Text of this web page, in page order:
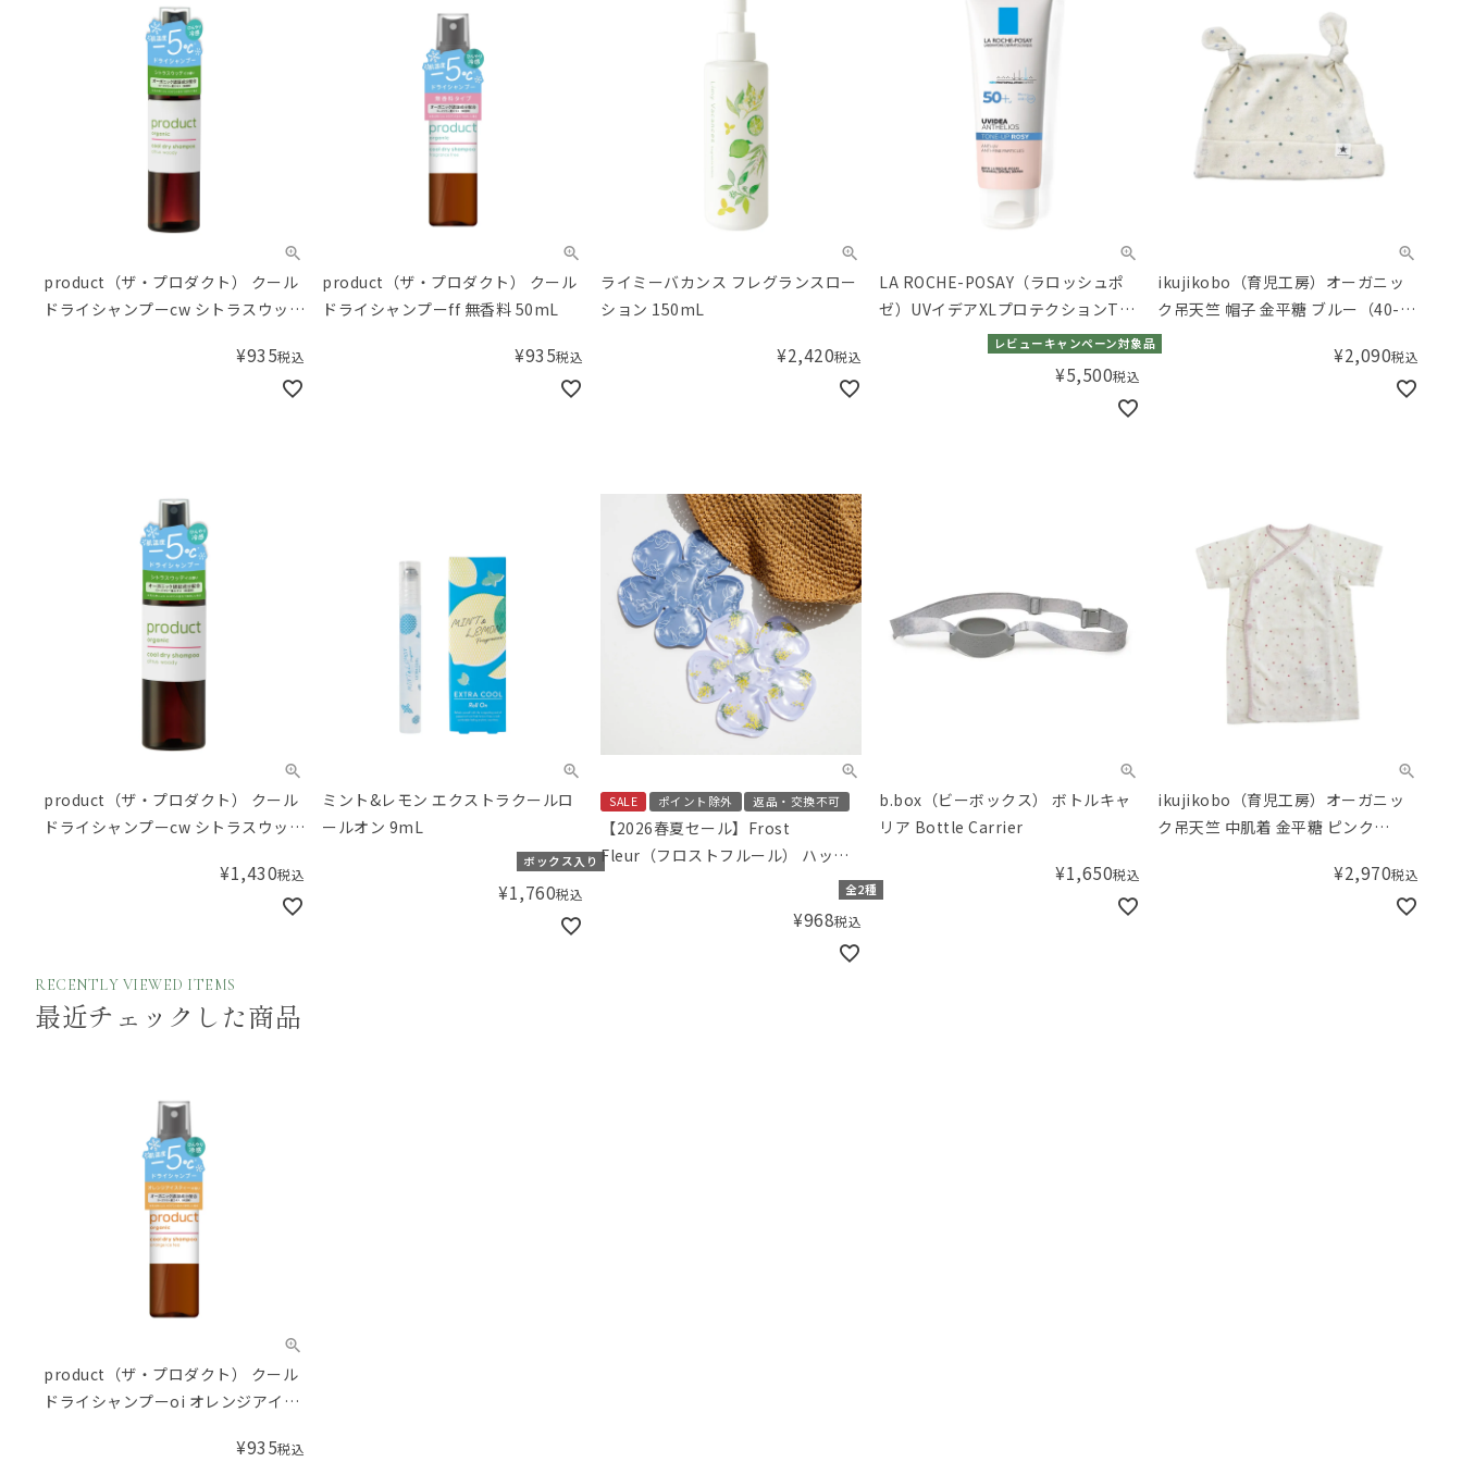
product（ザ・プロダクト） クール
ドライシャンプーcw シトラスウッデ
¥935税込
product（ザ・プロダクト） クール
ドライシャンプーff 無香料 50mL
¥935税込
ライミーバカンス フレグランスロー
ション 150mL
¥2,420税込
LA ROCHE-POSAY（ラロッシュポ
ゼ）UVイデアXLプロテクションTア
レビューキャンペーン対象品
¥5,500税込
ikujikobo（育児工房）オーガニッ
ク吊天竺 帽子 金平糖 ブルー（40-
42cm）
¥2,090税込
product（ザ・プロダクト） クール
ドライシャンプーcw シトラスウッデ
¥1,430税込
ミント&レモン エクストラクールロ
ールオン 9mL
ボックス入り
¥1,760税込
SALE ポイント除外 返品・交換不可
【2026春夏セール】Frost
Fleur（フロストフルール） ハット
全2種
¥968税込
b.box（ビーボックス） ボトルキャ
リア Bottle Carrier
¥1,650税込
ikujikobo（育児工房）オーガニッ
ク吊天竺 中肌着 金平糖 ピンク
¥2,970税込
RECENTLY VIEWED ITEMS
最近チェックした商品
product（ザ・プロダクト） クール
ドライシャンプーoi オレンジアイス
¥935税込